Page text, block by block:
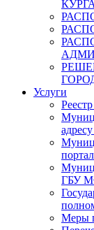
Услуги
ГБУ
Меры